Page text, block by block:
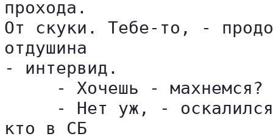
прохода.
От скуки. Тебе-то, -
отдушина
- интервид.
- Хочешь - махнемся?
- Нет уж, -
кто в СБ